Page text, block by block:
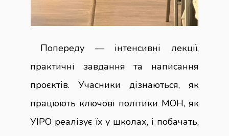
Попереду — інтенсивні лекції,
практичні завдання та написання
проєктів. Учасники дізнаються, як
працюють ключові політики МОН, як
УІРО реалізує їх у школах, і побачать,